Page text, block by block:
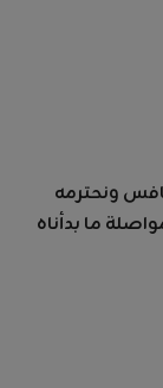
ونحترمه
ما بدأناه